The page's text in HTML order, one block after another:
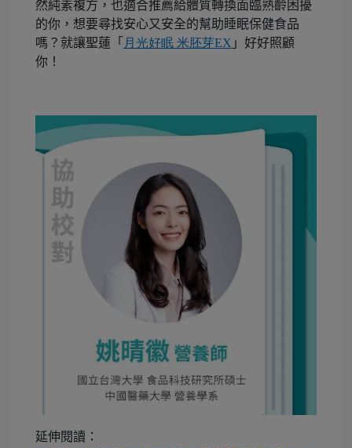
然純素複方，也適合推薦給體質轉換面臨熟齡困擾
的你，想要尋找安心又安全的幫助睡眠保健食品
嗎？就讓聖蓮「 月光好眠 米胚芽EX 」好好照顧
你！
延伸閱讀：